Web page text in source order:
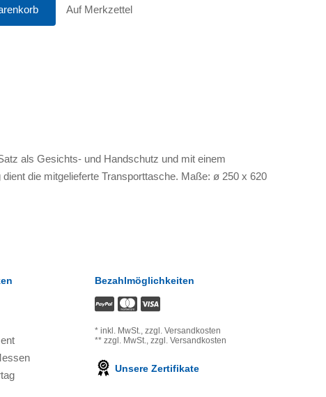
Auf Merkzettel
als Gesichts- und Handschutz und mit einem
die mitgelieferte Transporttasche. Maße: ø 250 x 620
Bezahlmöglichkeiten
* inkl. MwSt., zzgl. Versandkosten
** zzgl. MwSt., zzgl. Versandkosten
Unsere Zertifikate